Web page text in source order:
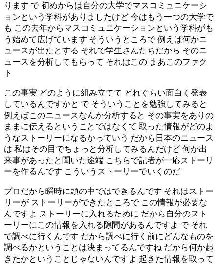
ります で 初めからは自分の大学でマスコミュニケーシ
ョンという学科がありましたけど 今はもう一つの大学で
も この去年からマスコミュニケーションという学科がも
う始めて広げています そういうところで 例えば何かニ
ュースが出たとする それで学生さんたちだから そのニ
ュースを分析してもらって それはこの まあこのファク
ト
この事実 どのように組み立てて どれぐらい面白く発表
しているんですかと で そういうことを勉強してみると
例えばこのニュースなんか分析すると その事実をありの
ままに伝えるということではなくて 取った情報がどのよ
うなストーリーになるかっていう だから日本のニュース
は 私はその目でちょっと分析してみるんだけど 何か出
来事があったと聞いた途端 こちらで記者が一応ストーリ
ーを作るんです こういうストーリーでいくのだ
プロだから瞬時に頭の中ではできるんです それはストー
リーが ストーリーができたところで この情報が必要な
んですよ ストーリーに入れるために だから自分のスト
ーリーにこの情報を入れる隙間があるんですよ で それ
で調べに行くんです だから調べに行く前にどんなものを
調べるかということは決まってるんですね だから何か起
きたかということじゃないんですよ 起きた情報を取って